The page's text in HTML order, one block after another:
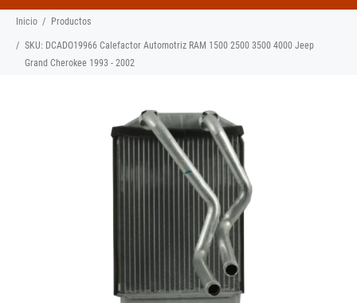
Inicio Productos
SKU: DCADO19966 Calefactor Automotriz RAM 1500 2500 3500 4000 Jeep
Grand Cherokee 1993 - 2002